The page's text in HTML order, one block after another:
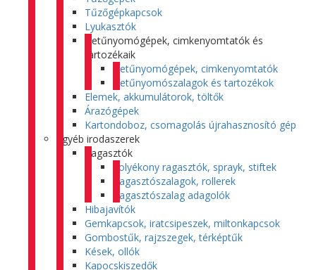
Tűzőgépkapcsok
Lyukasztók
Betűnyomógépek, cimkenyomtatók és
tartozékaik
Betűnyomógépek, cimkenyomtatók
Betűnyomószalagok és tartozékok
Elemek, akkumulátorok, töltők
Árazógépek
Kartondoboz, csomagolás újrahasznosító gép
Egyéb irodaszerek
Ragasztók
Folyékony ragasztók, sprayk, stiftek
Ragasztószalagok, rollerek
Ragasztószalag adagolók
Hibajavítók
Gemkapcsok, iratcsipeszek, miltonkapcsok
Gombostűk, rajzszegek, térképtűk
Kések, ollók
Kapocskiszedők